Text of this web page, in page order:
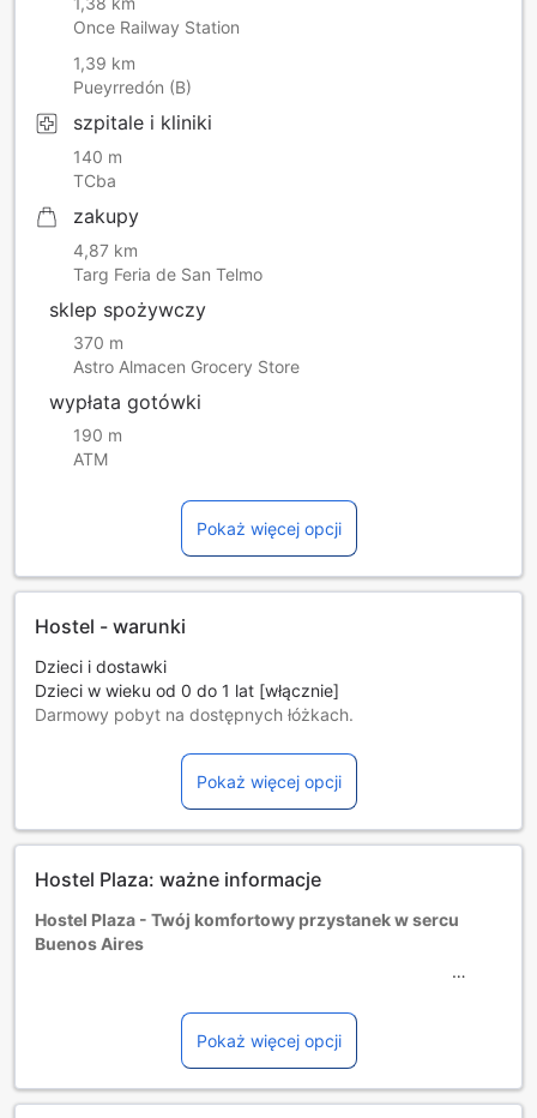
Once Railway Station
1,39 km
Pueyrredón (B)
szpitale i kliniki
140 m
TCba
zakupy
4,87 km
Targ Feria de San Telmo
sklep spożywczy
370 m
Astro Almacen Grocery Store
wypłata gotówki
190 m
ATM
Pokaż więcej opcji
Hostel - warunki
Dzieci i dostawki
Dzieci w wieku od 0 do 1 lat [włącznie]
Darmowy pobyt na dostępnych łóżkach.
wybranego pokoju, prosimy o zapoznanie się ze
szczegółowymi informacjami o pokoju.
Przy rezerwacji ponad 5 pokojów mogą mieć zastosowanie
różne regulaminy i dodatkowe opłaty.
Pokaż więcej opcji
Hostel Plaza: ważne informacje
Hostel Plaza - Twój komfortowy przystanek w sercu
Buenos Aires
Hostel Plaza to urokliwy obiekt o standardzie 2 gwiazdek,
usytuowany zaledwie 0,1 km od tętniącego życiem
centrum Buenos Aires. Dzięki dogodnej lokalizacji, goście
mają łatwy dostęp do najważniejszych atrakcji miasta, a
także lokalnych restauracji i sklepów. Hostel został ostatnio
Pokaż więcej opcji